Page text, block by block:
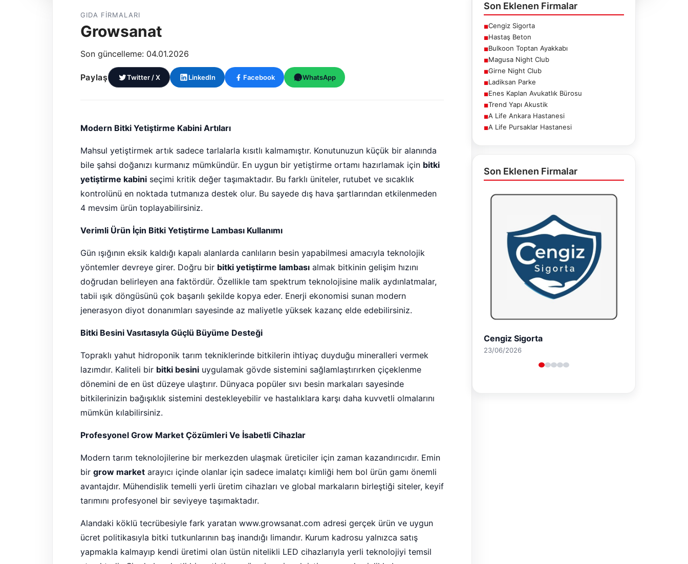
GIDA FIRMALARI
Growsanat
Son güncelleme: 04.01.2026
Paylaş Twitter / X LinkedIn Facebook WhatsApp
Modern Bitki Yetiştirme Kabini Artıları
Mahsul yetiştirmek artık sadece tarlalarla kısıtlı kalmamıştır. Konutunuzun küçük bir alanında
bile şahsi doğanızı kurmanız mümkündür. En uygun bir yetiştirme ortamı hazırlamak için bitki
yetiştirme kabiniseçimi kritik değer taşımaktadır. Bu farklı üniteler, rutubet ve sıcaklık
kontrolünü en noktada tutmanıza destek olur. Bu sayede dış hava şartlarından etkilenmeden
4 mevsim ürün toplayabilirsiniz.
Verimli Ürün İçin Bitki Yetiştirme Lambası Kullanımı
Gün ışığının eksik kaldığı kapalı alanlarda canlıların besin yapabilmesi amacıyla teknolojik
yöntemler devreye girer. Doğru bir bitki yetiştirme lambasıalmak bitkinin gelişim hızını
doğrudan belirleyen ana faktördür. Özellikle tam spektrum teknolojisine malik aydınlatmalar,
tabii ışık döngüsünü çok başarılı şekilde kopya eder. Enerji ekonomisi sunan modern
jenerasyon diyot donanımları sayesinde az maliyetle yüksek kazanç elde edebilirsiniz.
Bitki Besini Vasıtasıyla Güçlü Büyüme Desteği
Topraklı yahut hidroponik tarım tekniklerinde bitkilerin ihtiyaç duyduğu mineralleri vermek
lazımdır. Kaliteli bir bitki besiniuygulamak gövde sistemini sağlamlaştırırken çiçeklenme
dönemini de en üst düzeye ulaştırır. Dünyaca popüler sıvı besin markaları sayesinde
bitkilerinizin bağışıklık sistemini destekleyebilir ve hastalıklara karşı daha kuvvetli olmalarını
mümkün kılabilirsiniz.
Profesyonel Grow Market Çözümleri Ve İsabetli Cihazlar
Modern tarım teknolojilerine bir merkezden ulaşmak üreticiler için zaman kazandırıcıdır. Emin
bir grow marketarayıcı içinde olanlar için sadece imalatçı kimliği hem bol ürün gamı önemli
avantajdır. Mühendislik temelli yerli üretim cihazları ve global markaların birleştiği siteler, keyif
tarımını profesyonel bir seviyeye taşımaktadır.
Alandaki köklü tecrübesiyle fark yaratan www.growsanat.com adresi gerçek ürün ve uygun
ücret politikasıyla bitki tutkunlarının baş inandığı limandır. Kurum kadrosu yalnızca satış
yapmakla kalmayıp kendi üretimi olan üstün nitelikli LED cihazlarıyla yerli teknolojiyi temsil
Son Eklenen Firmalar
■Cengiz Sigorta
■Hastaş Beton
■Bulkoon Toptan Ayakkabı
■Magusa Night Club
■Girne Night Club
■Ladiksan Parke
■Enes Kaplan Avukatlık Bürosu
■Trend Yapı Akustik
■A Life Ankara Hastanesi
■A Life Pursaklar Hastanesi
Son Eklenen Firmalar
Hastaş Beton
26/05/2026